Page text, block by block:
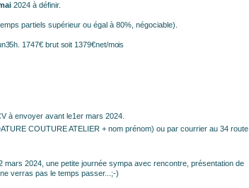
2024 à définir.
partiels supérieur ou égal à 80%, négociable).
35h. 1747€ brut soit 1379€net/mois
à envoyer avant le1er mars 2024.
COUTURE ATELIER + nom prénom) ou par courrier au 34 route
mars 2024, une petite journée sympa avec rencontre, présentation de
verras pas le temps passer...;-)